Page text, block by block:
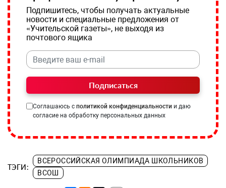
Подпишитесь, чтобы получать актуальные
новости и специальные предложения от
«Учительской газеты», не выходя из
почтового ящика
Подписаться
Соглашаюсь с политикой конфиденциальности и даю
согласие на обработку персональных данных
ТЭГИ:
ВСЕРОССИЙСКАЯ ОЛИМПИАДА ШКОЛЬНИКОВ
ВСОШ